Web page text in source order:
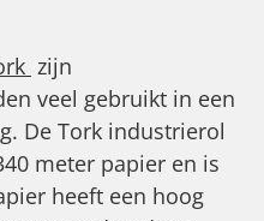
zijn
veel gebruikt in een
De Tork industrierol
meter papier en is
heeft een hoog